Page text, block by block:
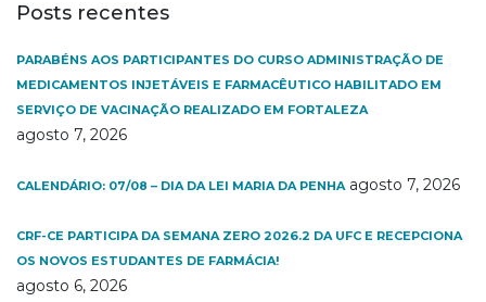
Posts recentes
PARABÉNS AOS PARTICIPANTES DO CURSO ADMINISTRAÇÃO DE
MEDICAMENTOS INJETÁVEIS E FARMACÊUTICO HABILITADO EM
SERVIÇO DE VACINAÇÃO REALIZADO EM FORTALEZA
agosto 7, 2026
CALENDÁRIO: 07/08 – DIA DA LEI MARIA DA PENHA agosto 7, 2026
CRF-CE PARTICIPA DA SEMANA ZERO 2026.2 DA UFC E RECEPCIONA
OS NOVOS ESTUDANTES DE FARMÁCIA!
agosto 6, 2026